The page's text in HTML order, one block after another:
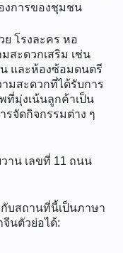
งการของชุมชน
โรงละคร หอ
สะดวกเสริม เช่น
และห้องซ้อมดนตรี
มสะดวกที่ได้รับการ
ที่มุ่งเน้นลูกค้าเป็น
จัดกิจกรรมต่าง ๆ
าน เลขที่ 11 ถนน
บสถานที่นี้เป็นภาษา
นตัวย่อได้: